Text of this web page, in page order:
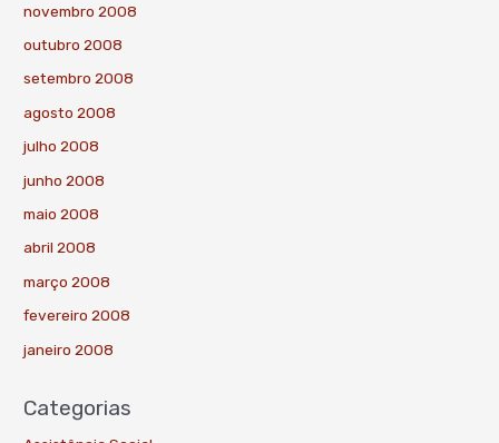
novembro 2008
outubro 2008
setembro 2008
agosto 2008
julho 2008
junho 2008
maio 2008
abril 2008
março 2008
fevereiro 2008
janeiro 2008
Categorias